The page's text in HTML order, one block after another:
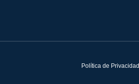
Política de Privacidad